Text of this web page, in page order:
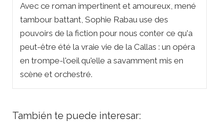
Avec ce roman impertinent et amoureux, mené
tambour battant, Sophie Rabau use des
pouvoirs de la fiction pour nous conter ce qu'a
peut-être été la vraie vie de la Callas : un opéra
en trompe-l'oeil qu'elle a savamment mis en
scène et orchestré.
También te puede interesar: